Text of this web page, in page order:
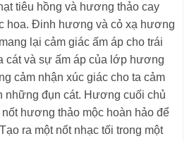
tiêu hồng và hương thảo cay
hoa. Đinh hương và cỏ xạ hương
lại cảm giác ấm áp cho trái
cát và sự ấm áp của lớp hương
cảm nhận xúc giác cho ta cảm
những đụn cát. Hương cuối chủ
hương thảo mộc hoàn hảo để
ra một nốt nhạc tối trong một